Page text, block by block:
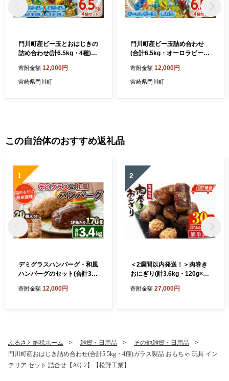
門川町産ビー玉とおはじきの
詰め合わせ(計6.5kg・4種)ガ
テリア セット 詰合せ【AQ-
3】【松野工業】
寄附金額 12,000円
宮崎県門川町
門川町産ビー玉詰め合わせ
(合計6.5kg・オーロラビー玉
袋)ガラス製品 おもちゃ 玩具
インテリア セット 詰合せ
寄附金額 12,000円
宮崎県門川町
この自治体のおすすめ返礼品
1
デミグラスハンバーグ・和風
ハンバーグのセット(合計3.4
温めるだけ デミグラスソー
寄附金額 12,000円
2
＜2週間以内発送！＞肉巻き
おにぎり(計3.6kg・120g×30
小分け 湯煎 個包装 おつまみ
寄附金額 27,000円
ふるさと納税ホーム 雑貨・日用品
その他雑貨・日用品
門川町産おはじき詰め合わせ(合計5.5kg・4種)ガラス製品 おもちゃ 玩具 イン
テリア セット 詰合せ【AQ-2】【松野工業】